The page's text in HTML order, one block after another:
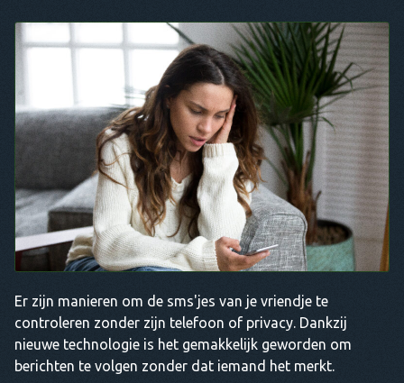
Er zijn manieren om de sms'jes van je vriendje te
controleren zonder zijn telefoon of privacy. Dankzij
nieuwe technologie is het gemakkelijk geworden om
berichten te volgen zonder dat iemand het merkt.